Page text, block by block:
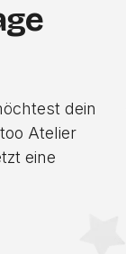
dein
Atelier
eine